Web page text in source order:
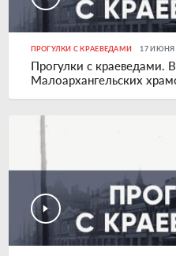
ПРОГУЛКИ С КРАЕВЕДАМИ 17 ИЮНЯ
Прогулки с краеведами.
Малоархангельских